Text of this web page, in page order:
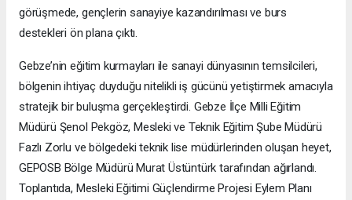
görüşmede, gençlerin sanayiye kazandırılması ve burs
destekleri ön plana çıktı.
Gebze’nin eğitim kurmayları ile sanayi dünyasının temsilcileri,
bölgenin ihtiyaç duyduğu nitelikli iş gücünü yetiştirmek amacıyla
stratejik bir buluşma gerçekleştirdi. Gebze İlçe Milli Eğitim
Müdürü Şenol Pekgöz, Mesleki ve Teknik Eğitim Şube Müdürü
Fazlı Zorlu ve bölgedeki teknik lise müdürlerinden oluşan heyet,
GEPOSB Bölge Müdürü Murat Üstüntürk tarafından ağırlandı.
Toplantıda, Mesleki Eğitimi Güçlendirme Projesi Eylem Planı